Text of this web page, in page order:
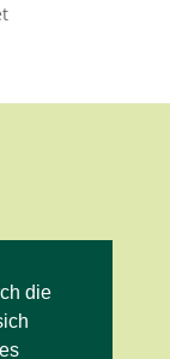
die